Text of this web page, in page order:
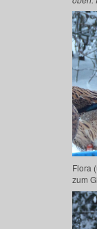
Flora
zum